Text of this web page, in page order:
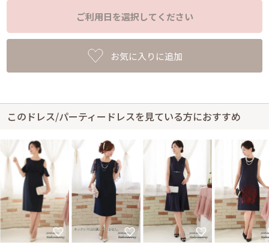
ご利用日を選択してください
お気に入りに追加
このドレス/パーティードレスを見ている方におすすめ